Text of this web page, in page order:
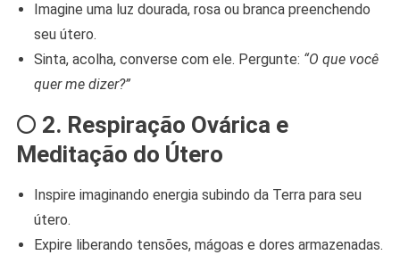
Imagine uma luz dourada, rosa ou branca preenchendo
seu útero.
Sinta, acolha, converse com ele. Pergunte: “O que você
quer me dizer?”
🌕 2. Respiração Ovárica e
Meditação do Útero
Inspire imaginando energia subindo da Terra para seu
útero.
Expire liberando tensões, mágoas e dores armazenadas.